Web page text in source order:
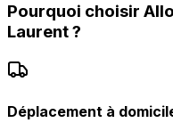
Pourquoi choisir
Laurent?
Déplacement à